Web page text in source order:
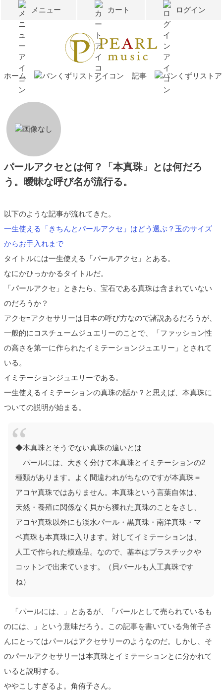
メニュー カート ログイン
ホーム 記事
パールアクセとは何？「本真珠」とは何だろ
う。曖昧な呼び名が流行る。
以下のような記事が流れてきた。
一生使える「きちんとパールアクセ」はどう選ぶ？玉のサイズ
からお手入れまで
タイトルには一生使える「パールアクセ」とある。
なにかひっかかるタイトルだ。
「パールアクセ」ときたら、宝石である真珠は含まれていない
のだろうか？
アクセ=アクセサリーは日本の呼び方なので諸説あるだろうが、
一般的にコスチュームジュエリーのことで、「ファッション性
の高さを第一に作られたイミテーションジュエリー」とされて
いる。
イミテーションジュエリーである。
一生使えるイミテーションの真珠の話か？と思えば、本真珠に
ついての説明が始まる。
◆本真珠とそうでない真珠の違いとは
パールには、大きく分けて本真珠とイミテーションの2
種類があります。よく間違われがちなのですが本真珠＝
アコヤ真珠ではありません。本真珠という言葉自体は、
天然・養殖に関係なく貝から獲れた真珠のことをさし、
アコヤ真珠以外にも淡水パール・黒真珠・南洋真珠・マ
ベ真珠も本真珠に入ります。対してイミテーションは、
人工で作られた模造品。なので、基本はプラスチックや
コットンで出来ています。（貝パールも人工真珠です
ね）
「パールには、」とあるが、「パールとして売られているも
のには、」という意味だろう。この記事を書いている角侑子さ
んにとってはパールはアクセサリーのようなのだ。しかし、そ
のパールアクセサリーは本真珠とイミテーションとに分かれて
いると説明する。
ややこしすぎるよ。角侑子さん。